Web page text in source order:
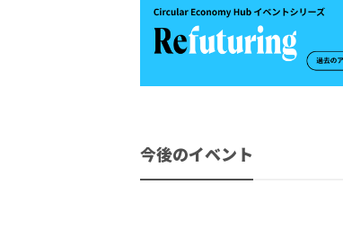
今後のイベント